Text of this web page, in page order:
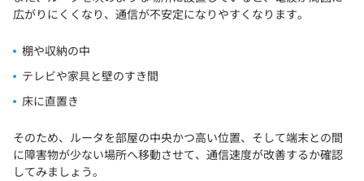
広がりにくくなり、通信が不安定になりやすくなります。
棚や収納の中
テレビや家具と壁のすき間
床に直置き
そのため、ルータを部屋の中央かつ高い位置、そして端末との間
に障害物が少ない場所へ移動させて、通信速度が改善するか確認
してみましょう。